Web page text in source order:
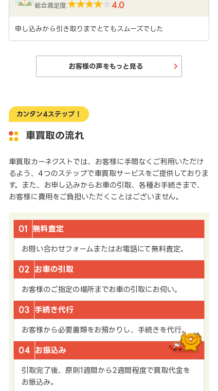
総合満足度: 4.0
申し込みから引き取りまでとてもスムーズでした
お客様の声をもっと見る
カンタン4ステップ！
車買取の流れ
車買取カーネクストでは、お客様に手間なくご利用いただけ
るよう、4つのステップで車買取サービスをご提供しておりま
す。また、お申し込みからお車の引取、各種お手続きまで、
お客様に費用をご負担いただくことはございません。
01 無料査定
お問い合わせフォームまたはお電話にて無料査定。
02 お車の引取
お客様のご指定の場所までお車の引取にお伺い。
03 手続き代行
お客様から必要書類をお預かりし、手続きを代行。
04 お振込み
引取完了後、原則1週間から2週間程度で買取代金を
お振込み。